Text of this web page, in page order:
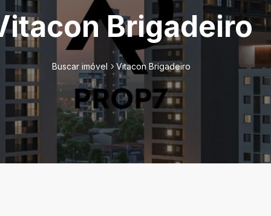
Brigadeiro
Buscar imóvel Vitacon Brigadeiro